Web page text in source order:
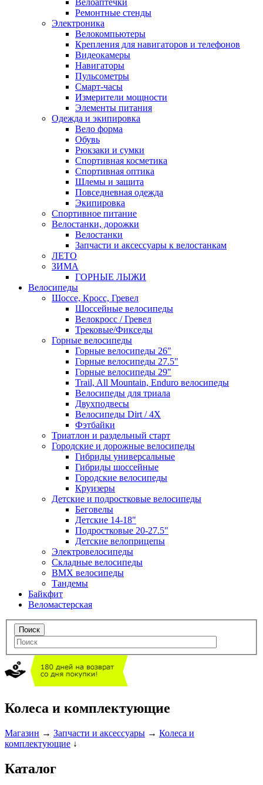
Ремонтные стенды
Электроника
Велокомпьютеры
Крепления для навигаторов и телефонов
Видеокамеры
Навигаторы
Пульсометры
Смарт-часы
Измерители мощности
Элементы питания
Одежда и экипировка
Вело форма
Обувь
Рюкзаки и сумки
Спортивная косметика
Спортивная оптика
Шлемы и защита
Повседневная одежда
Экипировка
Спортивное питание
Велостанки, дорожки
Велостанки
Запчасти и аксессуары к велостанкам
ЛЕТО
ЗИМА
ГОРНЫЕ ЛЫЖИ
Велосипеды
Шоссе, Кросс, Гревел
Шоссейные велосипеды
Велокросс / Гревел
Трековые/Фикседы
Горные велосипеды
Горные велосипеды 26"
Горные велосипеды 27.5"
Горные велосипеды 29"
Trail, All Mountain, Enduro велосипеды
Велосипеды для триала
Двухподвесы
Велосипеды Dirt / 4X
Фэтбайки
Триатлон и раздельный старт
Городские и дорожные велосипеды
Гибриды универсальные
Гибриды шоссейные
Городские велосипеды
Круизеры
Детские и подростковые велосипеды
Беговелы
Детские 14-18"
Подростковые 20-27.5"
Детские велоприцепы
Электровелосипеды
Складные велосипеды
BMX велосипеды
Тандемы
Байкфит
Веломастерская
Колеса и комплектующие
Магазин → Запчасти и аксессуары → Колеса и
комплектующие ↓
Каталог